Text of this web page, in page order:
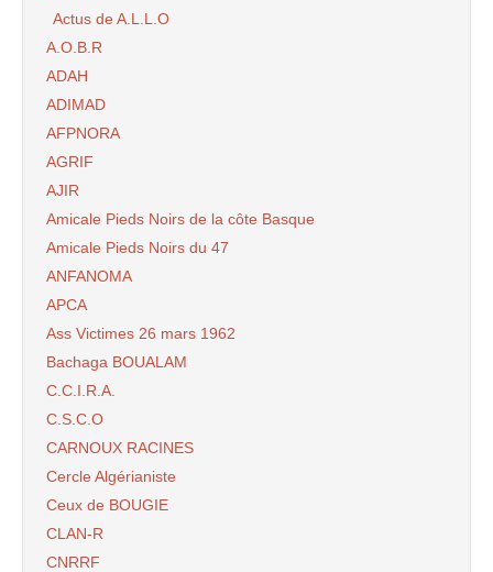
Actus de A.L.L.O
A.O.B.R
ADAH
ADIMAD
AFPNORA
AGRIF
AJIR
Amicale Pieds Noirs de la côte Basque
Amicale Pieds Noirs du 47
ANFANOMA
APCA
Ass Victimes 26 mars 1962
Bachaga BOUALAM
C.C.I.R.A.
C.S.C.O
CARNOUX RACINES
Cercle Algérianiste
Ceux de BOUGIE
CLAN-R
CNRRF